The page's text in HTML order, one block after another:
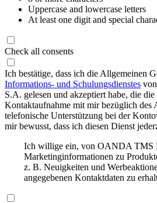
Uppercase and lowercase letters
At least one digit and special
Check all consents
Ich bestätige, dass ich die Allgemeinen
Informations- und Schulungsdienstes
S.A. gelesen und akzeptiert habe, die
Kontaktaufnahme mit mir bezüglich des
telefonische Unterstützung bei der
mir bewusst, dass ich diesen Dienst
Ich willige ein, von OANDA TMS
Marketinginformationen zu
z. B. Neuigkeiten und
angegebenen Kontaktdaten zu